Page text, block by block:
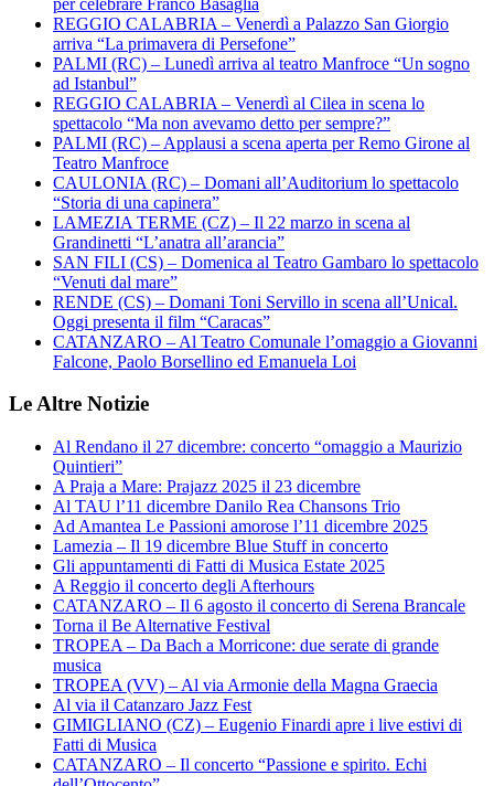
REGGIO CALABRIA – Venerdì a Palazzo San Giorgio
arriva “La primavera di Persefone”
PALMI (RC) – Lunedì arriva al teatro Manfroce “Un sogno
ad Istanbul”
REGGIO CALABRIA – Venerdì al Cilea in scena lo
spettacolo “Ma non avevamo detto per sempre?”
PALMI (RC) – Applausi a scena aperta per Remo Girone al
Teatro Manfroce
CAULONIA (RC) – Domani all’Auditorium lo spettacolo
“Storia di una capinera”
LAMEZIA TERME (CZ) – Il 22 marzo in scena al
Grandinetti “L’anatra all’arancia”
SAN FILI (CS) – Domenica al Teatro Gambaro lo spettacolo
“Venuti dal mare”
RENDE (CS) – Domani Toni Servillo in scena all’Unical.
Oggi presenta il film “Caracas”
CATANZARO – Al Teatro Comunale l’omaggio a Giovanni
Falcone, Paolo Borsellino ed Emanuela Loi
Le Altre Notizie
Al Rendano il 27 dicembre: concerto “omaggio a Maurizio
Quintieri”
A Praja a Mare: Prajazz 2025 il 23 dicembre
Al TAU l’11 dicembre Danilo Rea Chansons Trio
Ad Amantea Le Passioni amorose l’11 dicembre 2025
Lamezia – Il 19 dicembre Blue Stuff in concerto
Gli appuntamenti di Fatti di Musica Estate 2025
A Reggio il concerto degli Afterhours
CATANZARO – Il 6 agosto il concerto di Serena Brancale
Torna il Be Alternative Festival
TROPEA – Da Bach a Morricone: due serate di grande
musica
TROPEA (VV) – Al via Armonie della Magna Graecia
Al via il Catanzaro Jazz Fest
GIMIGLIANO (CZ) – Eugenio Finardi apre i live estivi di
Fatti di Musica
CATANZARO – Il concerto “Passione e spirito. Echi